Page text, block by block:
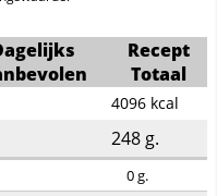
Recept
Totaal
4096 kcal
248 g.
0g.